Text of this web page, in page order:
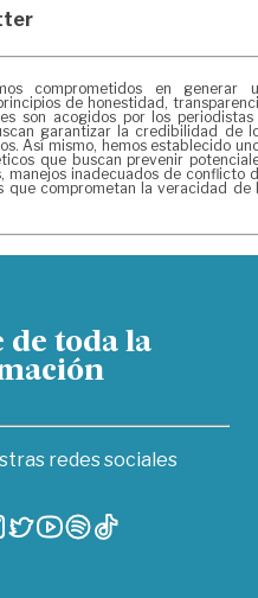
comprometidos en generar
de honestidad,
son acogidos por los periodistas
garantizar la credibilidad de
Así mismo, hemos establecido
que buscan prevenir
manejos inadecuados de conflicto
que comprometan la veracidad de
de toda la
redes sociales